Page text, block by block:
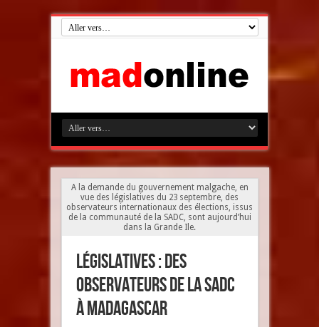
A la demande du gouvernement malgache, en
vue des législatives du 23 septembre, des
observateurs internationaux des élections, issus
de la communauté de la SADC, sont aujourd’hui
dans la Grande Ile.
Législatives : Des
observateurs de la SADC
à Madagascar